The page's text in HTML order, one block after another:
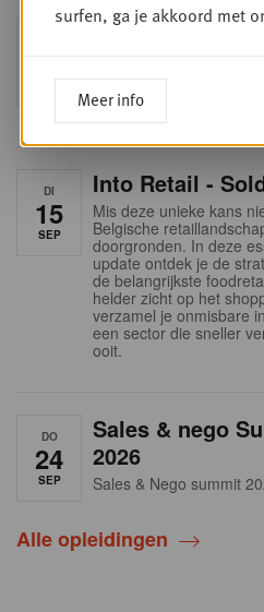
SEP
Foodservice -
Intro to Negotiation:
onderhandelingstafel is
DI
15
SEP
Into Retail -
Mis deze unieke kans
Belgische
doorgronden. In deze
update ontdek je de
de belangrijkste
helder zicht op het
verzamel je onmisbare
een sector die sneller
ooit.
DO
24
SEP
Sales & nego
2026
Sales & Nego summit
Alle opleidingen
surfen, ga je akkoord met
Meer info